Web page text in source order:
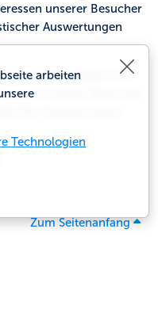
arbeiten
Technologien
unserer Besucher
Auswertungen
um das Angebot auf
unserer Besucher
Auswertungen
Zum Seitenanfang